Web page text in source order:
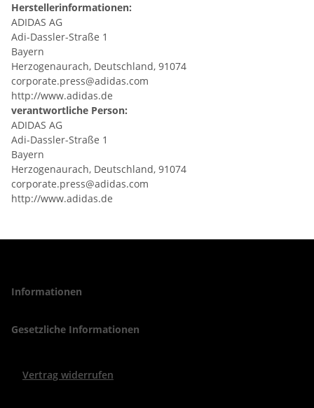
Herstellerinformationen:
ADIDAS AG
Adi-Dassler-Straße 1
Bayern
Herzogenaurach, Deutschland, 91074
corporate.press@adidas.com
http://www.adidas.de
verantwortliche Person:
ADIDAS AG
Adi-Dassler-Straße 1
Bayern
Herzogenaurach, Deutschland, 91074
corporate.press@adidas.com
http://www.adidas.de
Informationen
Gesetzliche Informationen
Vertrag widerrufen